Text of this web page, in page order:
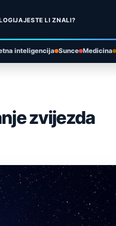
JESTE LI ZNALI?
inteligencija Sunce Medicina
zvijezda